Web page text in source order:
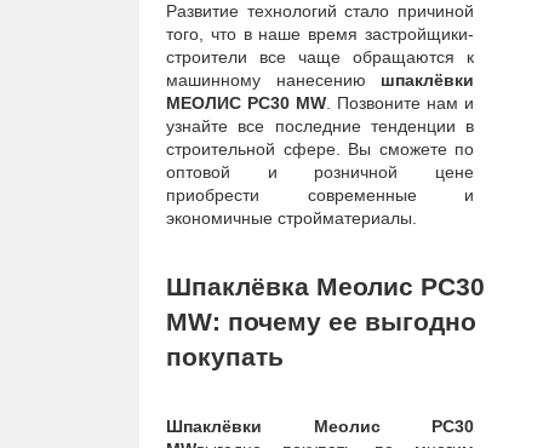
Развитие технологий стало причиной
того, что в наше время застройщики-
строители все чаще обращаются к
машинному нанесению шпаклёвки
МЕОЛИС PC30 MW. Позвоните нам и
узнайте все последние тенденции в
строительной сфере. Вы сможете по
оптовой и розничной цене
приобрести современные и
экономичные стройматериалы.
Шпаклёвка Меолис PC30
MW: почему ее выгодно
покупать
Шпаклёвки Меолис PC30